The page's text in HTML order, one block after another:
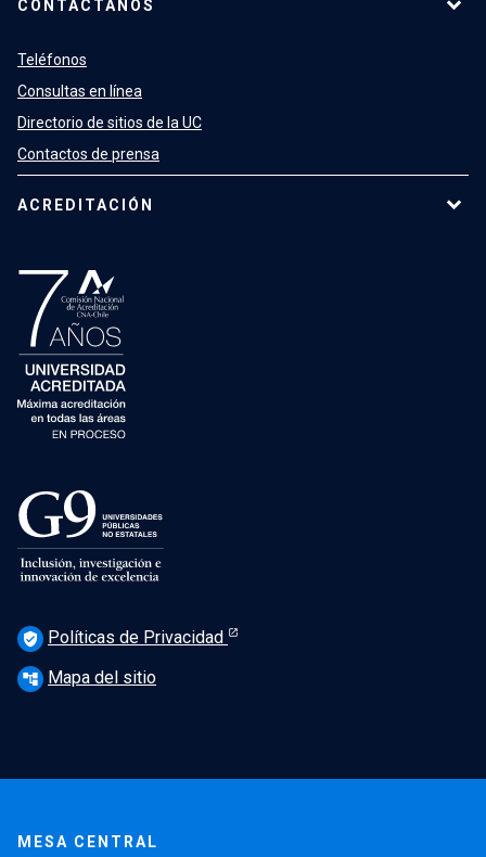
CONTÁCTANOS
Teléfonos
Consultas en línea
Directorio de sitios de la UC
Contactos de prensa
ACREDITACIÓN
verified_user Políticas de Privacidad
account_tree Mapa del sitio
MESA CENTRAL